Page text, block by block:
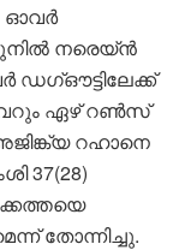
ഓവർ
സുനിൽ നരെയ്ൻ
ഡഗ്ഔട്ടിലേക്ക്
ഏഴ് റൺസ്
റഹാനെ
37(28)
തോന്നിച്ചു.